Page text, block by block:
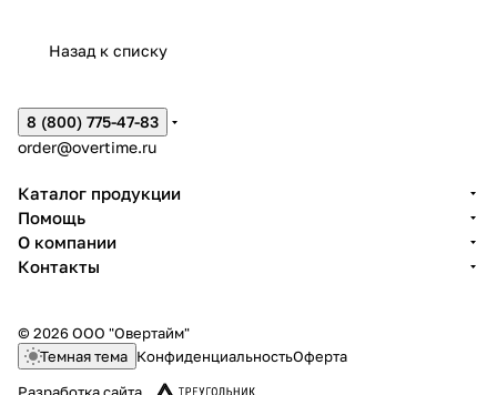
Назад к списку
8 (800) 775-47-83
order@overtime.ru
Каталог продукции
Помощь
О компании
Контакты
© 2026 ООО "Овертайм"
Темная тема КонфиденциальностьОферта